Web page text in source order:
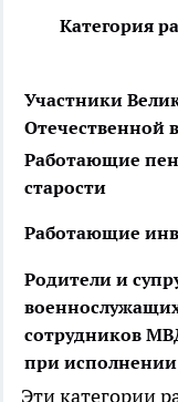
Категория
Участники
Отечественной
Работающие
старости
Работающие
Родители и
сотрудников
при исполнении
Эти категории